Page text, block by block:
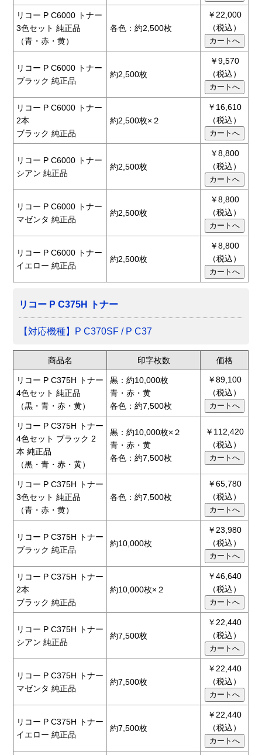
リコー P C6000 トナー
3色セット 純正品
（青・赤・黄）
各色：約2,500枚
￥22,000
（税込）
リコー P C6000 トナー
ブラック 純正品
約2,500枚
￥9,570
（税込）
リコー P C6000 トナー
2本
ブラック 純正品
約2,500枚×２
￥16,610
（税込）
リコー P C6000 トナー
シアン 純正品
約2,500枚
￥8,800
（税込）
リコー P C6000 トナー
マゼンタ 純正品
約2,500枚
￥8,800
（税込）
リコー P C6000 トナー
イエロー 純正品
約2,500枚
￥8,800
（税込）
リコー P C375H トナー
【対応機種】P C370SF / P C37
商品名 印字枚数 価格
リコー P C375H トナー
4色セット 純正品
（黒・青・赤・黄）
黒：約10,000枚
青・赤・黄
各色：約7,500枚
￥89,100
（税込）
リコー P C375H トナー
4色セット ブラック 2
本 純正品
（黒・青・赤・黄）
黒：約10,000枚×２
青・赤・黄
各色：約7,500枚
￥112,420
（税込）
リコー P C375H トナー
3色セット 純正品
（青・赤・黄）
各色：約7,500枚
￥65,780
（税込）
リコー P C375H トナー
ブラック 純正品
約10,000枚
￥23,980
（税込）
リコー P C375H トナー
2本
ブラック 純正品
約10,000枚×２
￥46,640
（税込）
リコー P C375H トナー
シアン 純正品
約7,500枚
￥22,440
（税込）
リコー P C375H トナー
マゼンタ 純正品
約7,500枚
￥22,440
（税込）
リコー P C375H トナー
イエロー 純正品
約7,500枚
￥22,440
（税込）